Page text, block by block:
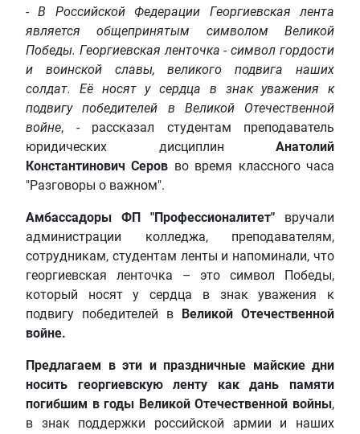
-В Российской Федерации Георгиевская лента
является общепринятым символом Великой
Победы. Георгиевская ленточка - символ гордости
и воинской славы, великого подвига наших
солдат. Её носят у сердца в знак уважения к
подвигу победителей в Великой Отечественной
войне, - рассказал студентам преподаватель
юридических дисциплин Анатолий
Константинович Серов во время классного часа
"Разговоры о важном".
Амбассадоры ФП "Профессионалитет" вручали
администрации колледжа, преподавателям,
сотрудникам, студентам ленты и напоминали, что
георгиевская ленточка – это символ Победы,
который носят у сердца в знак уважения к
подвигу победителей в
Великой Отечественной
войне.
Предлагаем в эти и праздничные майские дни
носить георгиевскую ленту как дань памяти
погибшим в годы Великой Отечественной войны,
в знак поддержки российской армии и наших